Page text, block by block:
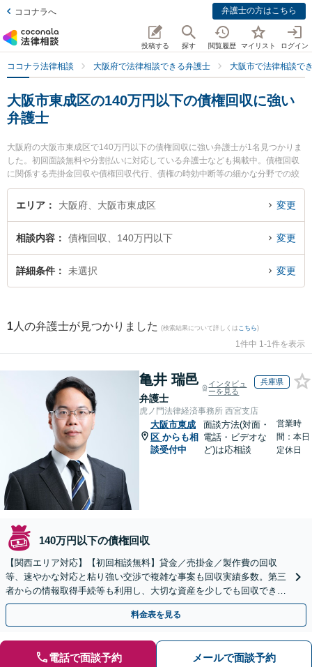
ココナラへ 弁護士の方はこちら
投稿する 探す 閲覧履歴 マイリスト ログイン
ココナラ法律相談 大阪府で法律相談できる弁護士 大阪市で法律相談で
大阪市東成区の140万円以下の債権回収に強い
弁護士
大阪府の大阪市東成区で140万円以下の債権回収に強い弁護士が1名見つかりま
した。初回面談無料や分割払いに対応している弁護士なども掲載中。債権回収
に関係する売掛金回収や債権回収代行、債権の時効中断等の細かな分野での絞
り込み検索もでき便利です。特に弁護士法人ももとせの山田 貴弘弁護士のプロ
フィール情報や弁護士費用、強みなどが注目されています。『大阪市東成区で
護士を検索したい』『初回相談無料で140万円以下の債権回収を法律相談でき
る大阪市東成区内の弁護士に相談予約したい』などでお困りの相談者さんにお
すすめです。
エリア 大阪府、大阪市東成区 変更
相談内容 債権回収、140万円以下 変更
詳細条件 未選択 変更
1 人の弁護士が見つかりました (検索結果について詳しくは こちら)
1件中 1-1件を表示
亀井 瑞邑
弁護士
インタビュ
ーを見る
兵庫県
虎ノ門法律経済事務所 西宮支店
大阪市東成
区 からも相
談受付中
面談方法(対面・
電話・ビデオな
ど)は応相談
営業時
間：本日
定休日
140万円以下の債権回収
【関西エリア対応】【初回相談無料】貸金／売掛金／製作費の回収
等、速やかな対応と粘り強い交渉で複雑な事案も回収実績多数。第三
者からの情報取得手続等も利用し、大切な資産を少しでも回収できる
よう尽力します【フリーランス・個人事業主のご相談も対応】
料金表を見る
電話で面談予約 メールで面談予約